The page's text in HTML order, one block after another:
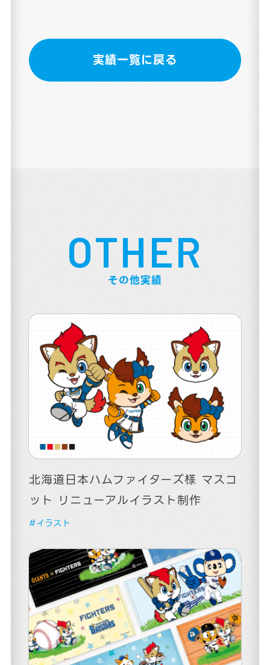
実績一覧に戻る
OTHER
その他実績
北海道日本ハムファイターズ様 マスコ
ット リニューアルイラスト制作
#イラスト